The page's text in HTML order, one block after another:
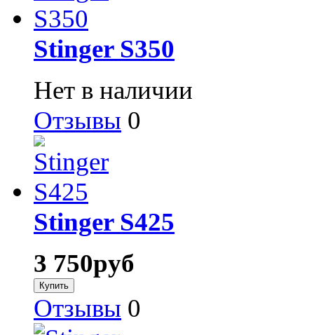
Stinger S350
Нет в наличии
Отзывы 0
Stinger S425
3 750руб
Отзывы 0